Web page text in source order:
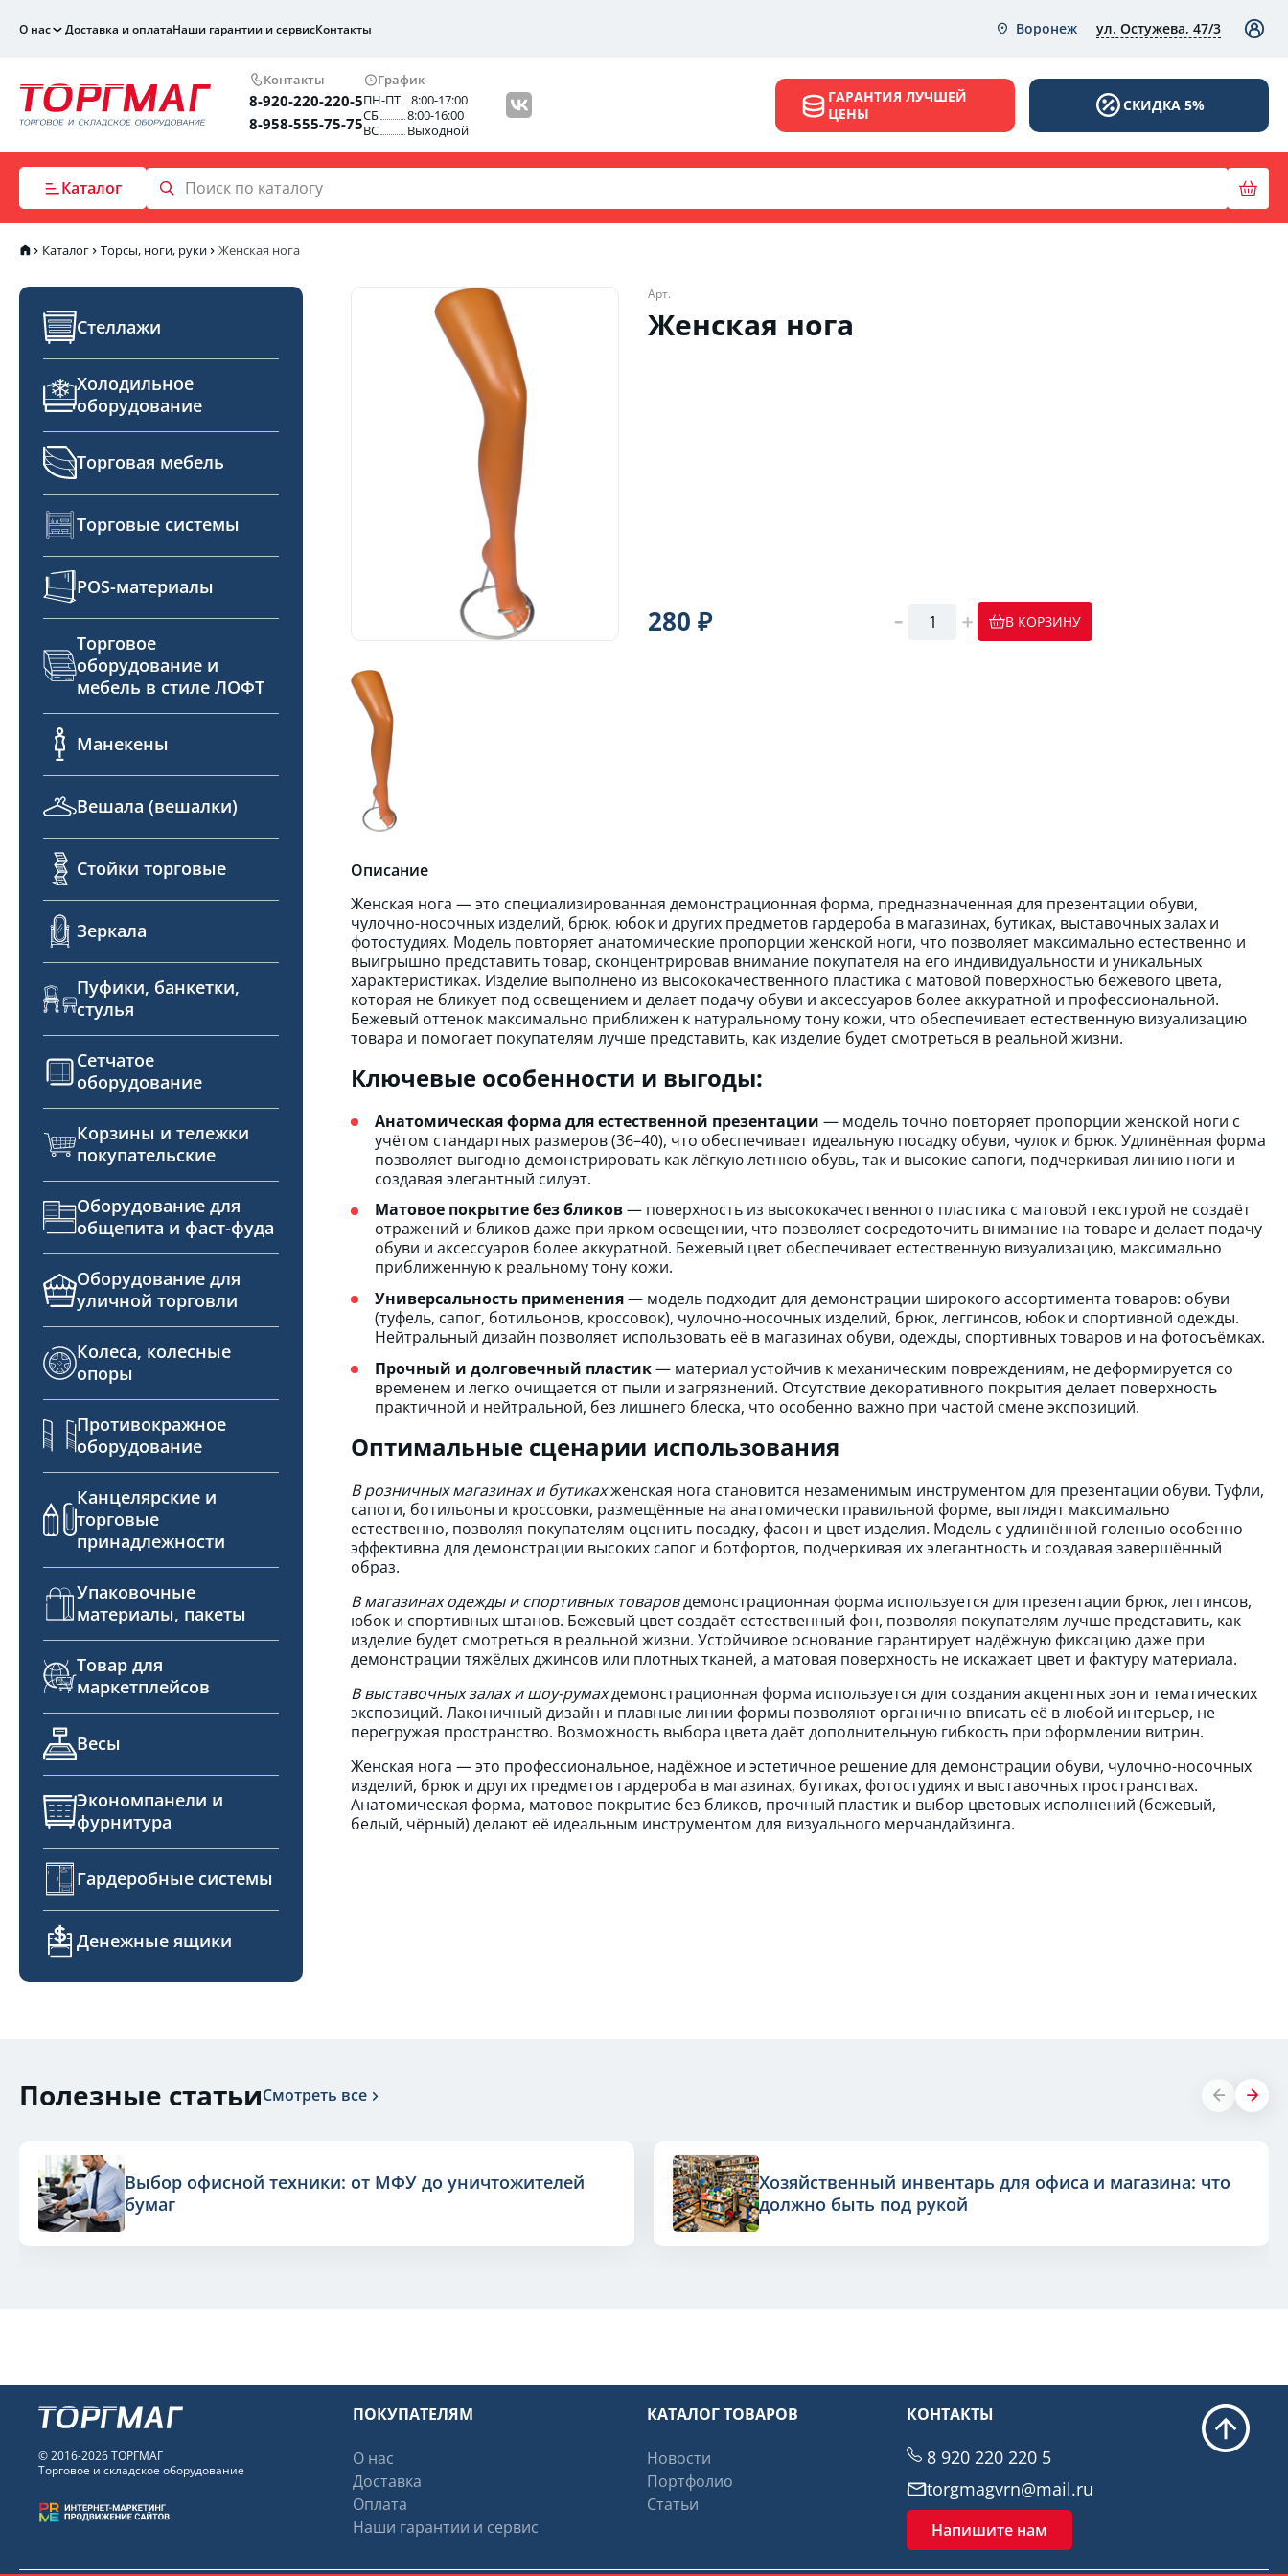
О нас Доставка и оплатаНаши гарантии и сервисКонтакты Воронеж ул. Остужева, 47/3
Контакты
8-920-220-220-5
8-958-555-75-75
График
ПН-ПТ
8:00-17:00
СБ
8:00-16:00
ВС
Выходной
ГАРАНТИЯ ЛУЧШЕЙ
ЦЕНЫ
СКИДКА 5%
Каталог
Каталог Торсы, ноги, руки Женская нога
Стеллажи
Холодильное
оборудование
Торговая мебель
Торговые системы
POS-материалы
Торговое
оборудование и
мебель в стиле ЛОФТ
Манекены
Вешала (вешалки)
Стойки торговые
Зеркала
Пуфики, банкетки,
стулья
Сетчатое
оборудование
Корзины и тележки
покупательские
Оборудование для
общепита и фаст-фуда
Оборудование для
уличной торговли
Колеса, колесные
опоры
Противокражное
оборудование
Канцелярские и
торговые
принадлежности
Упаковочные
материалы, пакеты
Товар для
маркетплейсов
Весы
Экономпанели и
фурнитура
Гардеробные системы
Денежные ящики
Арт.
Женская нога
280 ₽ В КОРЗИНУ
Описание
Женская нога — это специализированная демонстрационная форма, предназначенная для презентации обуви,
чулочно-носочных изделий, брюк, юбок и других предметов гардероба в магазинах, бутиках, выставочных залах и
фотостудиях. Модель повторяет анатомические пропорции женской ноги, что позволяет максимально естественно и
выигрышно представить товар, сконцентрировав внимание покупателя на его индивидуальности и уникальных
характеристиках. Изделие выполнено из высококачественного пластика с матовой поверхностью бежевого цвета,
которая не бликует под освещением и делает подачу обуви и аксессуаров более аккуратной и профессиональной.
Бежевый оттенок максимально приближен к натуральному тону кожи, что обеспечивает естественную визуализацию
товара и помогает покупателям лучше представить, как изделие будет смотреться в реальной жизни.
Ключевые особенности и выгоды:
Анатомическая форма для естественной презентации — модель точно повторяет пропорции женской ноги с
учётом стандартных размеров (36–40), что обеспечивает идеальную посадку обуви, чулок и брюк. Удлинённая форма
позволяет выгодно демонстрировать как лёгкую летнюю обувь, так и высокие сапоги, подчеркивая линию ноги и
создавая элегантный силуэт.
Матовое покрытие без бликов— поверхность из высококачественного пластика с матовой текстурой не создаёт
отражений и бликов даже при ярком освещении, что позволяет сосредоточить внимание на товаре и делает подачу
обуви и аксессуаров более аккуратной. Бежевый цвет обеспечивает естественную визуализацию, максимально
приближенную к реальному тону кожи.
Универсальность применения— модель подходит для демонстрации широкого ассортимента товаров: обуви
(туфель, сапог, ботильонов, кроссовок), чулочно-носочных изделий, брюк, леггинсов, юбок и спортивной одежды.
Нейтральный дизайн позволяет использовать её в магазинах обуви, одежды, спортивных товаров и на фотосъёмках.
Прочный и долговечный пластик— материал устойчив к механическим повреждениям, не деформируется со
временем и легко очищается от пыли и загрязнений. Отсутствие декоративного покрытия делает поверхность
практичной и нейтральной, без лишнего блеска, что особенно важно при частой смене экспозиций.
Оптимальные сценарии использования
В розничных магазинах и бутикахженская нога становится незаменимым инструментом для презентации обуви. Туфли,
сапоги, ботильоны и кроссовки, размещённые на анатомически правильной форме, выглядят максимально
естественно, позволяя покупателям оценить посадку, фасон и цвет изделия. Модель с удлинённой голенью особенно
эффективна для демонстрации высоких сапог и ботфортов, подчеркивая их элегантность и создавая завершённый
образ.
В магазинах одежды и спортивных товаровдемонстрационная форма используется для презентации брюк, леггинсов,
юбок и спортивных штанов. Бежевый цвет создаёт естественный фон, позволяя покупателям лучше представить, как
изделие будет смотреться в реальной жизни. Устойчивое основание гарантирует надёжную фиксацию даже при
демонстрации тяжёлых джинсов или плотных тканей, а матовая поверхность не искажает цвет и фактуру материала.
В выставочных залах и шоу-румахдемонстрационная форма используется для создания акцентных зон и тематических
экспозиций. Лаконичный дизайн и плавные линии формы позволяют органично вписать её в любой интерьер, не
перегружая пространство. Возможность выбора цвета даёт дополнительную гибкость при оформлении витрин.
Женская нога — это профессиональное, надёжное и эстетичное решение для демонстрации обуви, чулочно-носочных
изделий, брюк и других предметов гардероба в магазинах, бутиках, фотостудиях и выставочных пространствах.
Анатомическая форма, матовое покрытие без бликов, прочный пластик и выбор цветовых исполнений (бежевый,
белый, чёрный) делают её идеальным инструментом для визуального мерчандайзинга.
Полезные статьиСмотреть все
Выбор офисной техники: от МФУ до уничтожителей
бумаг
Хозяйственный инвентарь для офиса и магазина: что
должно быть под рукой
© 2016-2026 ТОРГМАГ
Торговое и складское оборудование
ПОКУПАТЕЛЯМ
О нас
Доставка
Оплата
Наши гарантии и сервис
КАТАЛОГ ТОВАРОВ
Новости
Портфолио
Статьи
КОНТАКТЫ
8 920 220 220 5
torgmagvrn@mail.ru
Напишите нам